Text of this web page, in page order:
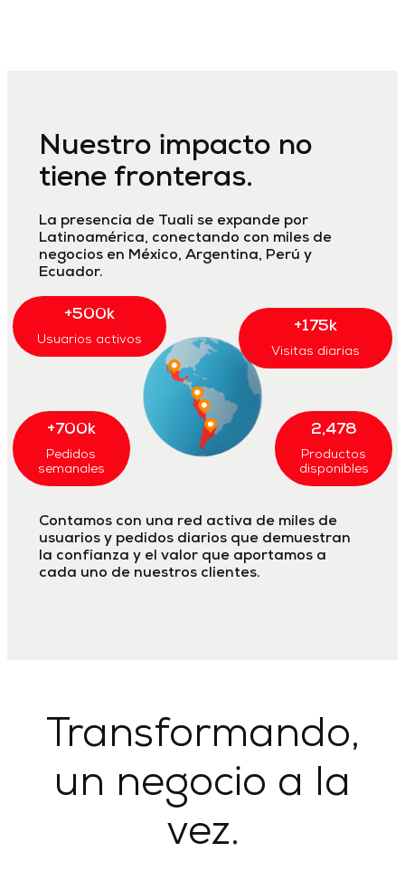
Nuestro impacto no
tiene fronteras.
La presencia de Tuali se expande por
Latinoamérica, conectando con miles de
negocios en México, Argentina, Perú y
Ecuador.
+500k
Usuarios activos
+700k
Pedidos
semanales
+175k
Visitas diarias
2,478
Productos
disponibles
Contamos con una red activa de miles de
usuarios y pedidos diarios que demuestran
la confianza y el valor que aportamos a
cada uno de nuestros clientes.
Transformando,
un negocio a la
vez.